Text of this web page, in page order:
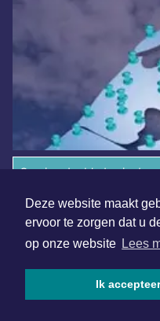
Deze website maakt
ervoor te zorgen dat u
op onze website Lees
Ik
Overige dagbladen in de
Algemene voorwaarden
Disclaimer